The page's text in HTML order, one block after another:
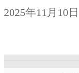
2025年11月10